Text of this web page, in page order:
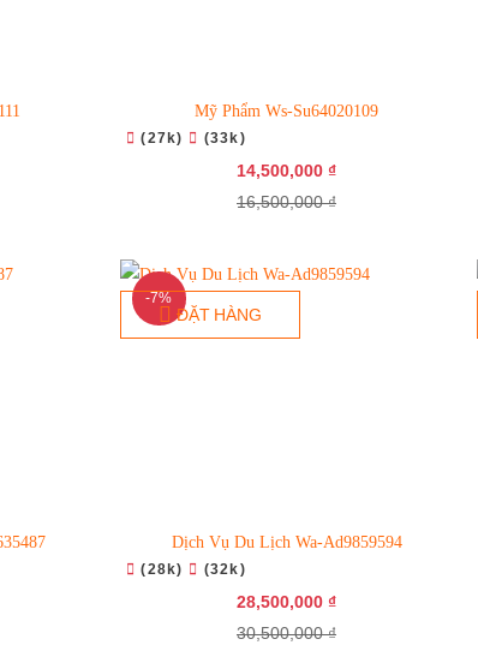
Mỹ Phẩm Ws-Su64020109
(27k) (33k)
14,500,000 ₫
16,500,000 ₫
-7%
ĐẶT HÀNG
Dịch Vụ Du Lịch Wa-Ad9859594
(28k) (32k)
28,500,000 ₫
30,500,000 ₫